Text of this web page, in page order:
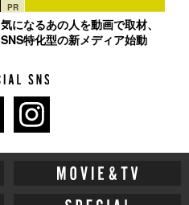
PR
気になるあの人を動画で取材、
SNS特化型の新メディア始動